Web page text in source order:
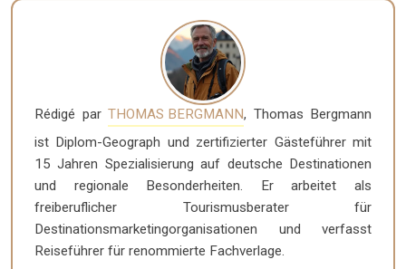
Rédigé par THOMAS BERGMANN, Thomas Bergmann
ist Diplom-Geograph und zertifizierter Gästeführer mit
15 Jahren Spezialisierung auf deutsche Destinationen
und regionale Besonderheiten. Er arbeitet als
freiberuflicher Tourismusberater für
Destinationsmarketingorganisationen und verfasst
Reiseführer für renommierte Fachverlage.